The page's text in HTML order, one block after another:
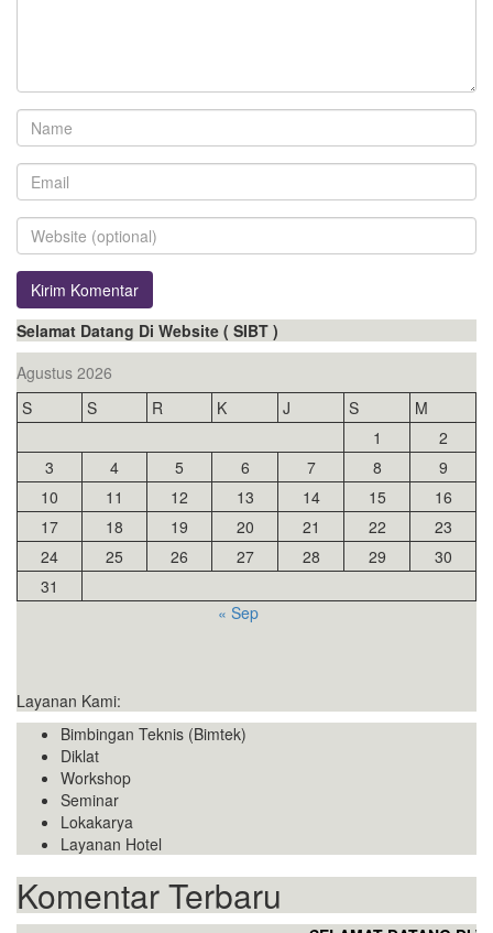
Selamat Datang Di Website ( SIBT )
Agustus 2026
S
S R K J S
M
1
2
3
4 5 6 7 8
9
10
11 12 13 14 15
16
17
18 19 20 21 22
23
24
25 26 27 28 29
30
31
« Sep
Layanan Kami:
Bimbingan Teknis (Bimtek)
Diklat
Workshop
Seminar
Lokakarya
Layanan Hotel
Komentar Terbaru